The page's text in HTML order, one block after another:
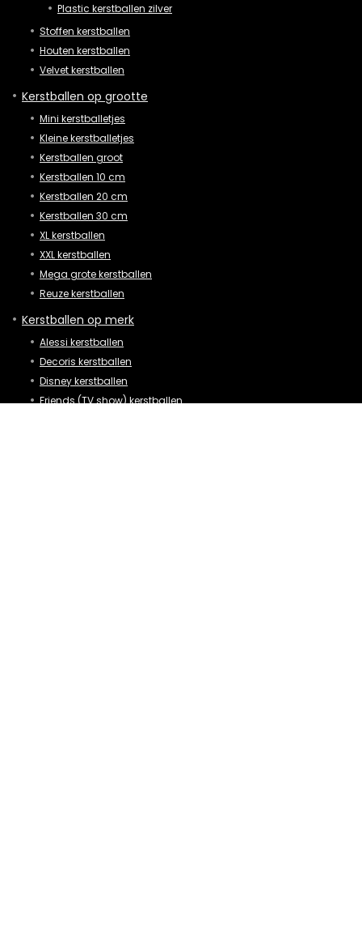
Plastic kerstballen zilver
Stoffen kerstballen
Houten kerstballen
Velvet kerstballen
Kerstballen op grootte
Mini kerstballetjes
Kleine kerstballetjes
Kerstballen groot
Kerstballen 10 cm
Kerstballen 20 cm
Kerstballen 30 cm
XL kerstballen
XXL kerstballen
Mega grote kerstballen
Reuze kerstballen
Kerstballen op merk
Alessi kerstballen
Decoris kerstballen
Disney kerstballen
Friends (TV show) kerstballen